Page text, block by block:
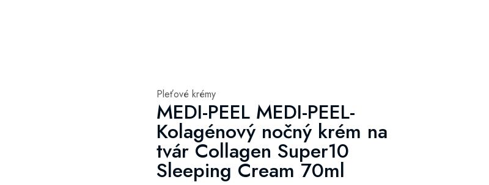
Pleťové krémy
MEDI-PEEL MEDI-PEEL-
Kolagénový nočný krém na
tvár Collagen Super10
Sleeping Cream 70ml